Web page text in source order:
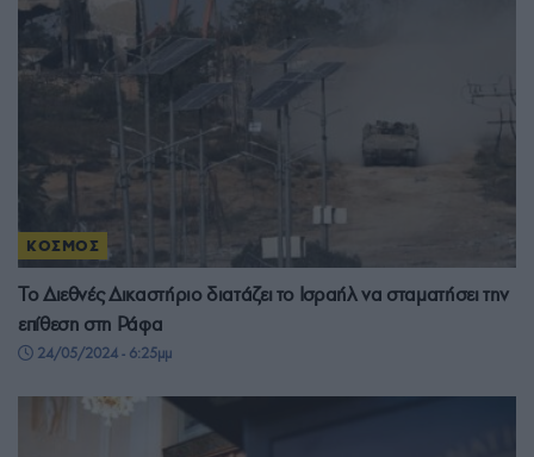
ΚΟΣΜΟΣ
Το Διεθνές Δικαστήριο διατάζει το Ισραήλ να σταματήσει την
επίθεση στη Ράφα
24/05/2024 - 6:25μμ